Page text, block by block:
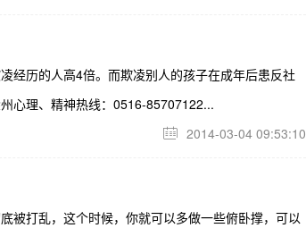
经历的人高4倍。而欺凌别人的孩子在成年后患反社
心理、精神热线：0516-85707122...
 2014-03-04 09:53:10
被打乱，这个时候，你就可以多做一些俯卧撑，可以